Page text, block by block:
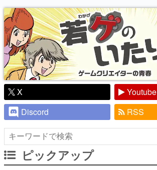
X
Youtube
Discord
RSS
ピックアップ
電ファミのいま読まれている記事ランキング
アプリセール情報